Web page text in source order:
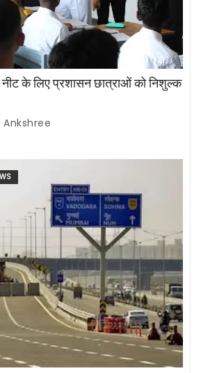
नीट के लिए प्रशासन छात्राओं को निशुल्क
Ankshree